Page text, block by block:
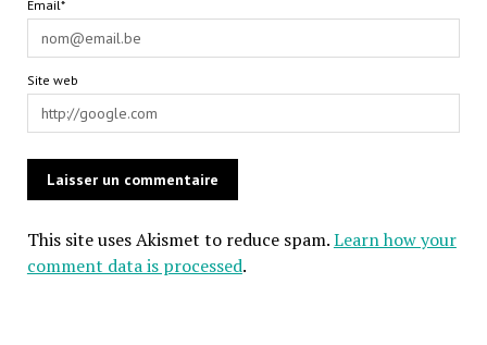
Email*
Site web
This site uses Akismet to reduce spam.Learn how your
comment data is processed.